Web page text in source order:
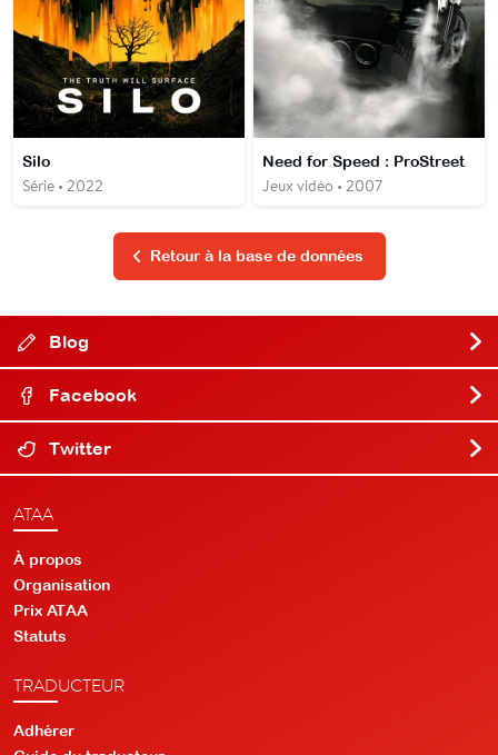
Silo
Série • 2022
Need for Speed : ProStreet
Jeux vidéo • 2007
Retour à la base de données
Blog
Facebook
Twitter
ATAA
À propos
Organisation
Prix ATAA
Statuts
TRADUCTEUR
Adhérer